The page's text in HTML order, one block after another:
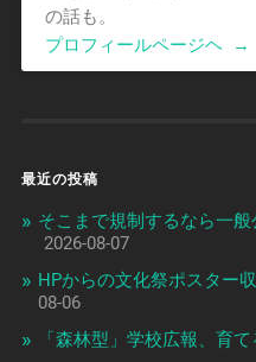
の話も。
プロフィールページヘ
→
最近の投稿
そこまで規制するなら一
2026-08-07
HPからの文化祭ポスター
08-06
「森林型」学校広報、育